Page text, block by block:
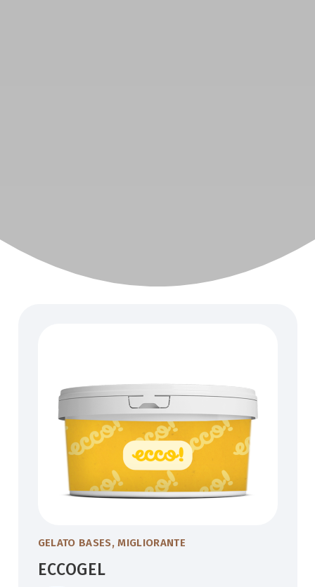
GELATO BASES,MIGLIORANTE
ECCOGEL